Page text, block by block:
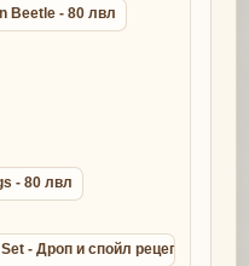
Beetle - 80 лвл
- 80 лвл
- Дроп и спойл рецептов и